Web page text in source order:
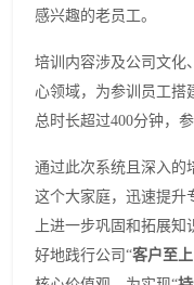
感兴趣的老员工。
培训内容涉及公司文化
心领域，为参训员工搭
总时长超过400分钟，
通过此次系统且深入的
这个大家庭，迅速提升
上进一步巩固和拓展
好地践行公司“客户至